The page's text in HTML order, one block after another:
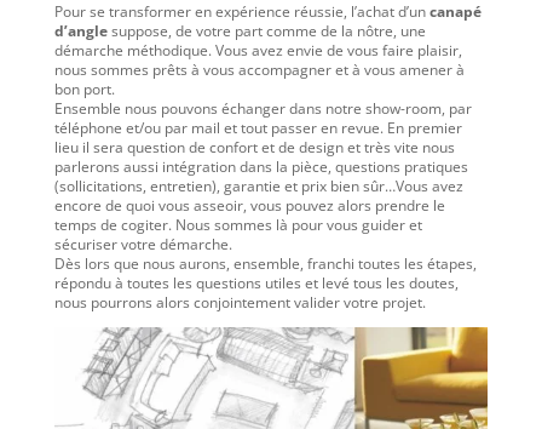
Pour se transformer en expérience réussie, l’achat d’uncanapé
d’anglesuppose, de votre part comme de la nôtre, une
démarche méthodique. Vous avez envie de vous faire plaisir,
nous sommes prêts à vous accompagner et à vous amener à
bon port.
Ensemble nous pouvons échanger dans notre show-room, par
téléphone et/ou par mail et tout passer en revue. En premier
lieu il sera question de confort et de design et très vite nous
parlerons aussi intégration dans la pièce, questions pratiques
(sollicitations, entretien), garantie et prix bien sûr…Vous avez
encore de quoi vous asseoir, vous pouvez alors prendre le
temps de cogiter. Nous sommes là pour vous guider et
sécuriser votre démarche.
Dès lors que nous aurons, ensemble, franchi toutes les étapes,
répondu à toutes les questions utiles et levé tous les doutes,
nous pourrons alors conjointement valider votre projet.